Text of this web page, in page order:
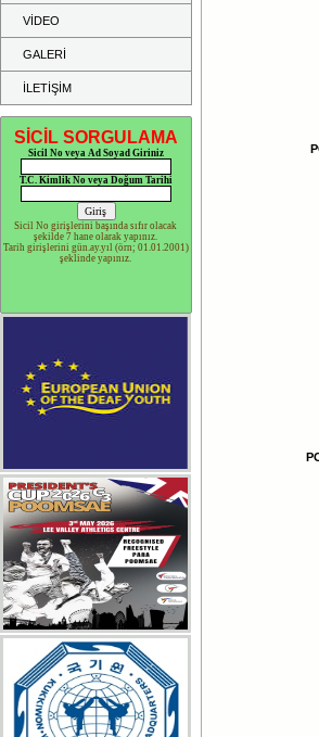
VİDEO
GALERİ
İLETİŞİM
SİCİL SORGULAMA
Sicil No veya Ad Soyad Giriniz
T.C. Kimlik No veya Doğum Tarihi
Sicil No girişlerini başında sıfır olacak
şekilde 7 hane olarak yapınız.
Tarih girişlerini gün.ay.yıl (örn; 01.01.2001)
şeklinde yapınız.